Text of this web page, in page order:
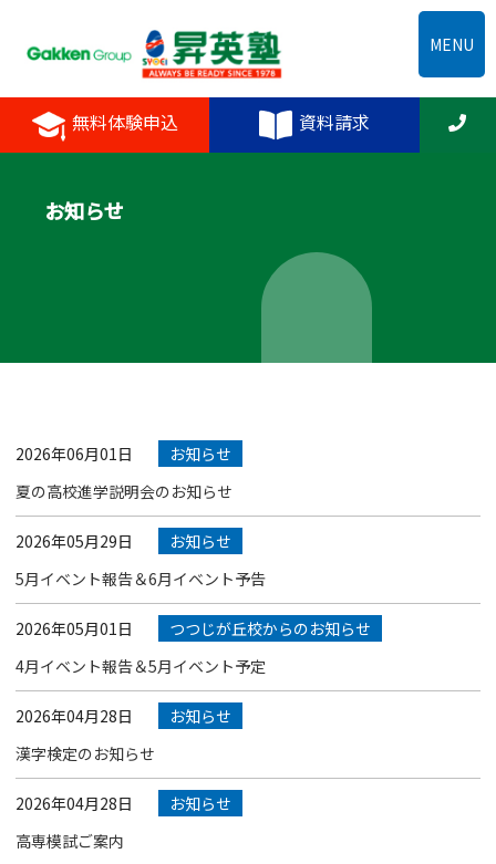
無料体験申込 資料請求
MENU
お知らせ
2026年06月01日
お知らせ
夏の高校進学説明会のお知らせ
2026年05月29日
お知らせ
5月イベント報告＆6月イベント予告
2026年05月01日
つつじが丘校からのお知らせ
4月イベント報告＆5月イベント予定
2026年04月28日
お知らせ
漢字検定のお知らせ
2026年04月28日
お知らせ
高専模試ご案内